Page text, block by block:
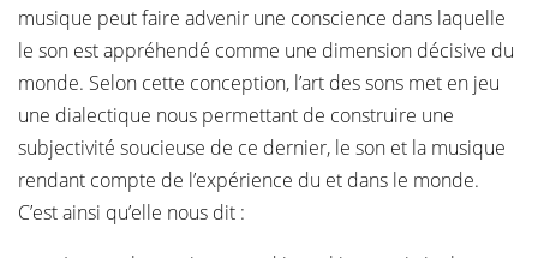
musique peut faire advenir une conscience dans laquelle
le son est appréhendé comme une dimension décisive du
monde. Selon cette conception, l’art des sons met en jeu
une dialectique nous permettant de construire une
subjectivité soucieuse de ce dernier, le son et la musique
rendant compte de l’expérience du et dans le monde.
C’est ainsi qu’elle nous dit :